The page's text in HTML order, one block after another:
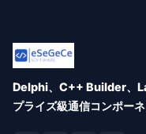
Delphi、C++ Builder、
プライズ級通信コンポーネ